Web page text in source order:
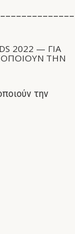
2022 — ΓΙΑ
ΤΗΝ
την